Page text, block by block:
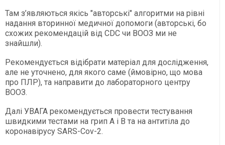
Там з’являються якісь "авторські" алгоритми на рівні
надання вторинної медичної допомоги (авторські, бо
схожих рекомендацій від CDC чи ВООЗ ми не
знайшли).
Рекомендується відібрати матеріал для дослідження,
але не уточнено, для якого саме (ймовірно, що мова
про ПЛР), та направити до лабораторного центру
ВООЗ.
Далі УВАГА рекомендується провести тестування
швидкими тестами на грип А і В та на антитіла до
коронавірусу SARS-Cov-2.